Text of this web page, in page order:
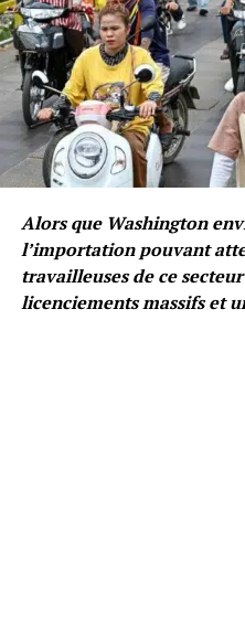
Alors que Washington
l’importation pouvant
travailleuses de ce
licenciements massifs et